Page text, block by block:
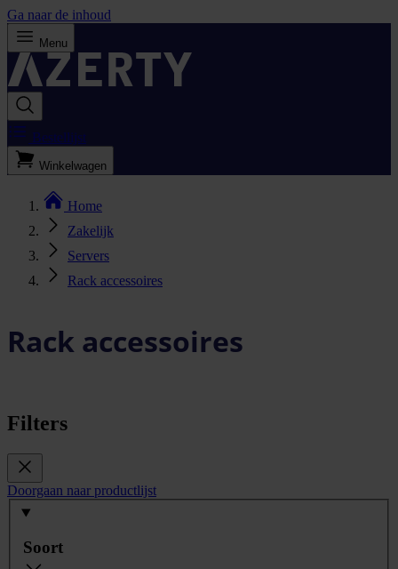
Ga naar de inhoud
Menu
Bestellijst
Winkelwagen
Home
Zakelijk
Servers
Rack accessoires
Rack accessoires
Filters
Doorgaan naar productlijst
Soort